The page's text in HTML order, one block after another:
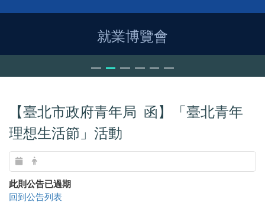
就業博覽會
【臺北市政府青年局 函】「臺北青年
理想生活節」活動
此則公告已過期
回到公告列表